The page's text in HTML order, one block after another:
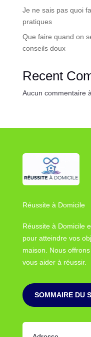
Je ne sais pas quoi
pratiques
Que faire quand on
conseils doux
Recent
Aucun commentaire
Réussite à Domicile
Réussite à Domicile
pour atteindre vos
maison. Nous
vous aider à réussir.
SOMMAIRE DU